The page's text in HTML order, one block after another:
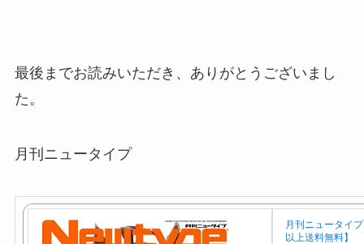
最後までお読みいただき、ありがとうございまし
た。
月刊ニュータイプ
月刊ニュータイ
以上送料無料】